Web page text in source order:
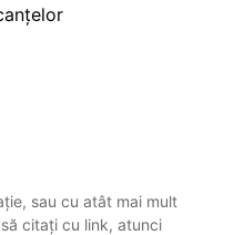
sau cu atât mai mult
citați cu link, atunci